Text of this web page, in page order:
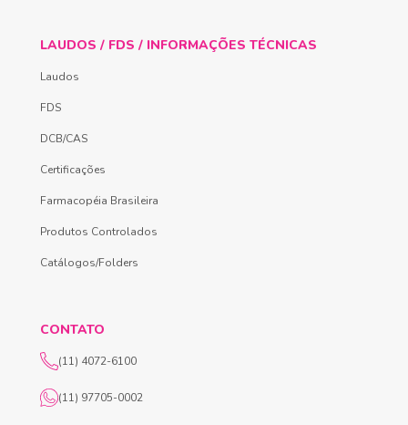
LAUDOS / FDS / INFORMAÇÕES TÉCNICAS
Laudos
FDS
DCB/CAS
Certificações
Farmacopéia Brasileira
Produtos Controlados
Catálogos/Folders
CONTATO
(11) 4072-6100
(11) 97705-0002